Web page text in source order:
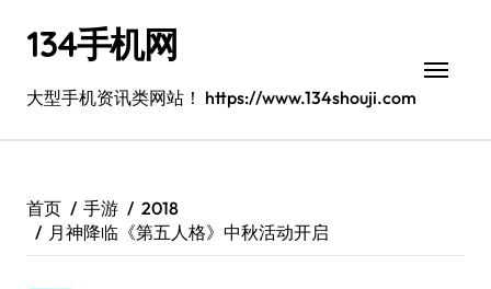
134手机网
大型手机资讯类网站！ https://www.134shouji.com
首页 手游
2018
月神降临《第五人格》中秋活动开启